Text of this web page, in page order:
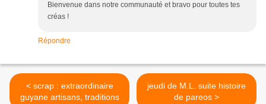
Bienvenue dans notre communauté et bravo pour toutes tes
créas !
Répondre
< scrap : extraordinaire
guyane artisans, traditions
jeudi de M.L. suite histoire
de pareos >